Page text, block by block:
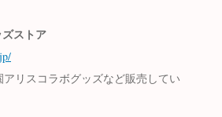
ストア
リスコラボグッズなど販売してい